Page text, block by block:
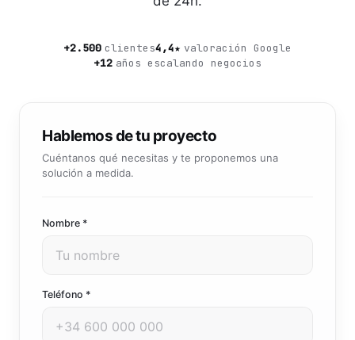
+2.500 clientes4,4★ valoración Google
+12 años escalando negocios
Hablemos de tu proyecto
Cuéntanos qué necesitas y te proponemos una
solución a medida.
Nombre *
Teléfono *